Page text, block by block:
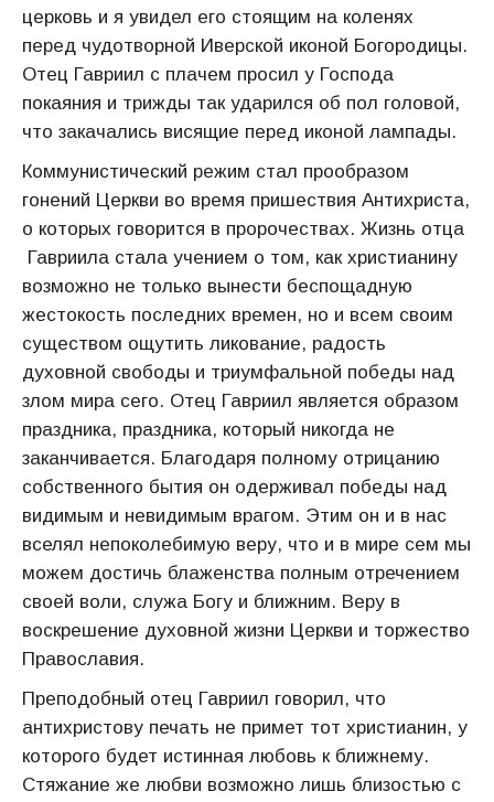
церковь и я увидел его стоящим на коленях
перед чудотворной Иверской иконой Богородицы.
Отец Гавриил с плачем просил у Господа
покаяния и трижды так ударился об пол головой,
что закачались висящие перед иконой лампады.
Коммунистический режим стал прообразом
гонений Церкви во время пришествия Антихриста,
о которых говорится в пророчествах. Жизнь отца
Гавриила стала учением о том, как христианину
возможно не только вынести беспощадную
жестокость последних времен, но и всем своим
существом ощутить ликование, радость
духовной свободы и триумфальной победы над
злом мира сего. Отец Гавриил является образом
праздника, праздника, который никогда не
заканчивается. Благодаря полному отрицанию
собственного бытия он одерживал победы над
видимым и невидимым врагом. Этим он и в нас
вселял непоколебимую веру, что и в мире сем мы
можем достичь блаженства полным отречением
своей воли, служа Богу и ближним. Веру в
воскрешение духовной жизни Церкви и торжество
Православия.
Преподобный отец Гавриил говорил, что
антихристову печать не примет тот христианин, у
которого будет истинная любовь к ближнему.
Стяжание же любви возможно лишь близостью с